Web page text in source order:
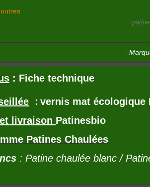
-
: Fiche technique
: vernis mat écologique
livraison Patinesbio
Patines Chaulées
: Patine chaulée blanc /